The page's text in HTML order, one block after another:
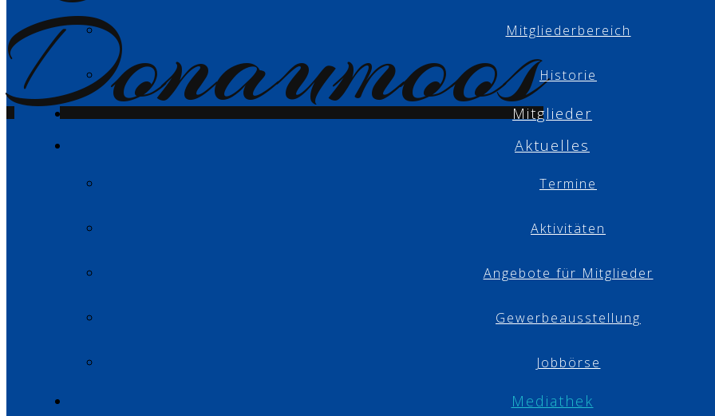
Mitgliederbereich
Historie
Mitglieder
Aktuelles
Termine
Aktivitäten
Angebote für Mitglieder
Gewerbeausstellung
Jobbörse
Mediathek